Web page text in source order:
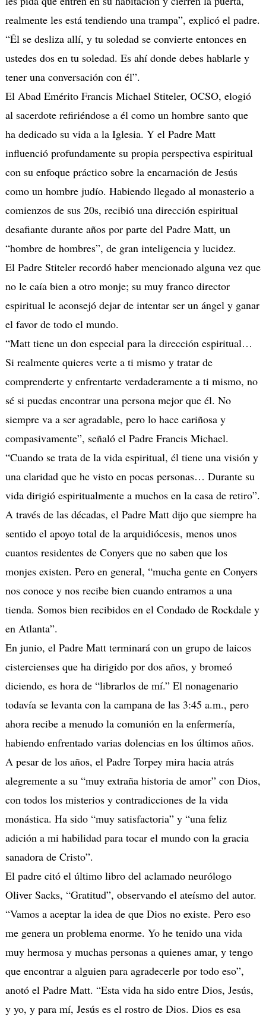
realmente les está tendiendo una trampa”, explicó el padre.
“Él se desliza allí, y tu soledad se convierte entonces en
ustedes dos en tu soledad. Es ahí donde debes hablarle y
tener una conversación con él”.
El Abad Emérito Francis Michael Stiteler, OCSO, elogió
al sacerdote refiriéndose a él como un hombre santo que
ha dedicado su vida a la Iglesia. Y el Padre Matt
influenció profundamente su propia perspectiva espiritual
con su enfoque práctico sobre la encarnación de Jesús
como un hombre judío. Habiendo llegado al monasterio a
comienzos de sus 20s, recibió una dirección espiritual
desafiante durante años por parte del Padre Matt, un
“hombre de hombres”, de gran inteligencia y lucidez.
El Padre Stiteler recordó haber mencionado alguna vez que
no le caía bien a otro monje; su muy franco director
espiritual le aconsejó dejar de intentar ser un ángel y ganar
el favor de todo el mundo.
“Matt tiene un don especial para la dirección espiritual…
Si realmente quieres verte a ti mismo y tratar de
comprenderte y enfrentarte verdaderamente a ti mismo, no
sé si puedas encontrar una persona mejor que él. No
siempre va a ser agradable, pero lo hace cariñosa y
compasivamente”, señaló el Padre Francis Michael.
“Cuando se trata de la vida espiritual, él tiene una visión y
una claridad que he visto en pocas personas… Durante su
vida dirigió espiritualmente a muchos en la casa de retiro”.
A través de las décadas, el Padre Matt dijo que siempre ha
sentido el apoyo total de la arquidiócesis, menos unos
cuantos residentes de Conyers que no saben que los
monjes existen. Pero en general, “mucha gente en Conyers
nos conoce y nos recibe bien cuando entramos a una
tienda. Somos bien recibidos en el Condado de Rockdale y
en Atlanta”.
En junio, el Padre Matt terminará con un grupo de laicos
cistercienses que ha dirigido por dos años, y bromeó
diciendo, es hora de “librarlos de mí.” El nonagenario
todavía se levanta con la campana de las 3:45 a.m., pero
ahora recibe a menudo la comunión en la enfermería,
habiendo enfrentado varias dolencias en los últimos años.
A pesar de los años, el Padre Torpey mira hacia atrás
alegremente a su “muy extraña historia de amor” con Dios,
con todos los misterios y contradicciones de la vida
monástica. Ha sido “muy satisfactoria” y “una feliz
adición a mi habilidad para tocar el mundo con la gracia
sanadora de Cristo”.
El padre citó el último libro del aclamado neurólogo
Oliver Sacks, “Gratitud”, observando el ateísmo del autor.
“Vamos a aceptar la idea de que Dios no existe. Pero eso
me genera un problema enorme. Yo he tenido una vida
muy hermosa y muchas personas a quienes amar, y tengo
que encontrar a alguien para agradecerle por todo eso”,
anotó el Padre Matt. “Esta vida ha sido entre Dios, Jesús,
y yo, y para mí, Jesús es el rostro de Dios. Dios es esa